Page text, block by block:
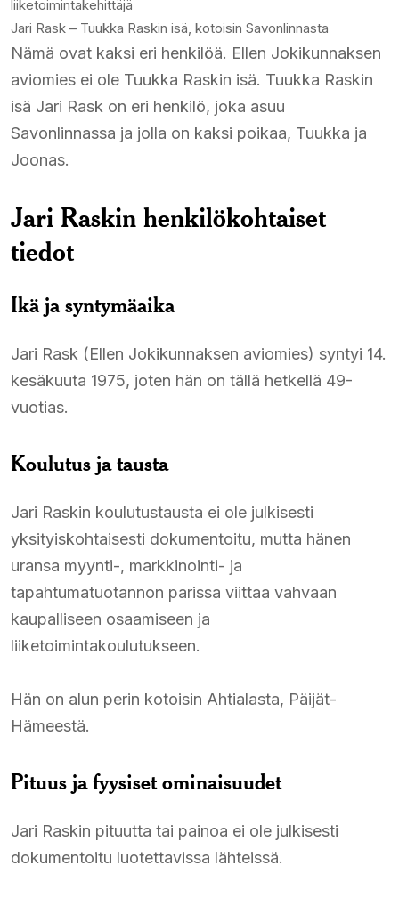
liiketoimintakehittäjä​
Jari Rask – Tuukka Raskin isä, kotoisin Savonlinnasta​
Nämä ovat kaksi eri henkilöä. Ellen Jokikunnaksen
aviomies ei ole Tuukka Raskin isä. Tuukka Raskin
isä Jari Rask on eri henkilö, joka asuu
Savonlinnassa ja jolla on kaksi poikaa, Tuukka ja
Joonas.​
Jari Raskin henkilökohtaiset
tiedot
Ikä ja syntymäaika
Jari Rask (Ellen Jokikunnaksen aviomies) syntyi 14.
kesäkuuta 1975, joten hän on tällä hetkellä 49-
vuotias.​
Koulutus ja tausta
Jari Raskin koulutustausta ei ole julkisesti
yksityiskohtaisesti dokumentoitu, mutta hänen
uransa myynti-, markkinointi- ja
tapahtumatuotannon parissa viittaa vahvaan
kaupalliseen osaamiseen ja
liiketoimintakoulutukseen.​
Hän on alun perin kotoisin Ahtialasta, Päijät-
Hämeestä.​
Pituus ja fyysiset ominaisuudet
Jari Raskin pituutta tai painoa ei ole julkisesti
dokumentoitu luotettavissa lähteissä.